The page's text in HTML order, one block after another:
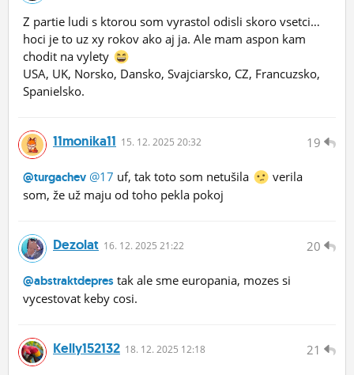
Z partie ludi s ktorou som vyrastol odisli skoro vsetci…
hoci je to uz xy rokov ako aj ja. Ale mam aspon kam
chodit na vylety
USA, UK, Norsko, Dansko, Svajciarsko, CZ, Francuzsko,
Spanielsko.
19
11monika11 15. 12. 2025 20:32
@turgachev @17 uf, tak toto som netušila
verila
som, že už maju od toho pekla pokoj
20
Dezolat 16. 12. 2025 21:22
@abstraktdepres tak ale sme europania, mozes si
vycestovat keby cosi.
21
Kelly152132 18. 12. 2025 12:18